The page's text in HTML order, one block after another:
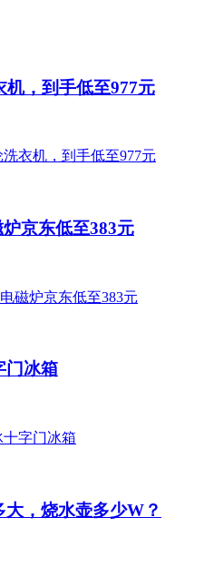
机，到手低至977元
京东低至383元
门冰箱
，烧水壶多少W？